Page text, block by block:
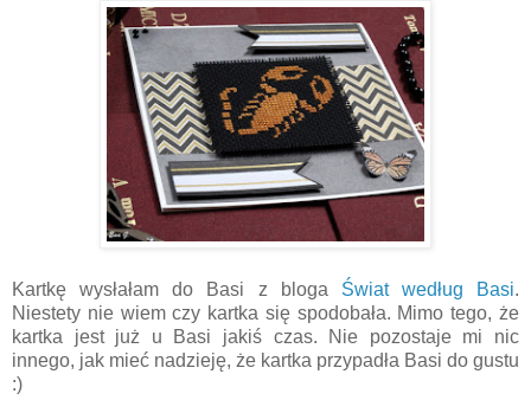
Kartkę wysłałam do Basi z bloga Świat według Basi.
Niestety nie wiem czy kartka się spodobała. Mimo tego, że
kartka jest już u Basi jakiś czas. Nie pozostaje mi nic
innego, jak mieć nadzieję, że kartka przypadła Basi do gustu
:)